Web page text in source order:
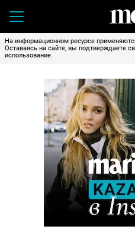
На информационном ресурсе
Оставаясь на сайте, вы подтверждаете
использование.